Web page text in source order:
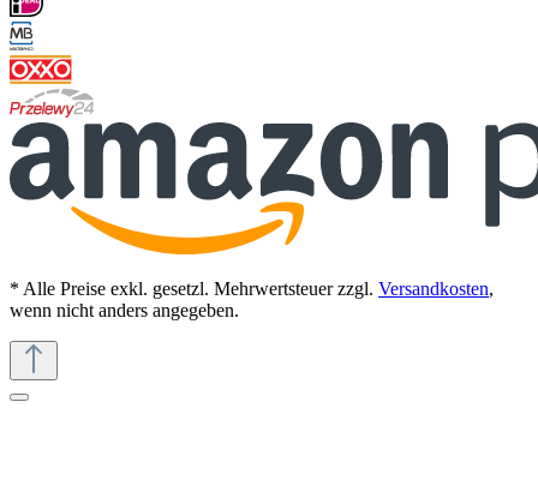
* Alle Preise exkl. gesetzl. Mehrwertsteuer zzgl. Versandkosten,
wenn nicht anders angegeben.